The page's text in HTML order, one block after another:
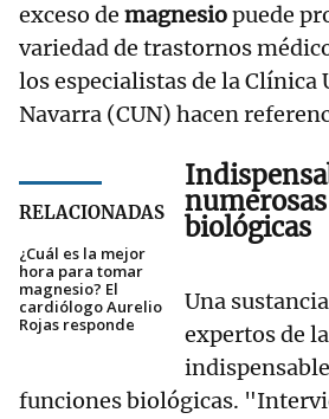
exceso de magnesiopuede
variedad de trastornos
los especialistas de la Clínica
Navarra (CUN) hacen
RELACIONADAS
¿Cuál es la mejor
hora para tomar
magnesio? El
cardiólogo Aurelio
Rojas responde
biológicas
Una
expertos de la
funciones biológicas.